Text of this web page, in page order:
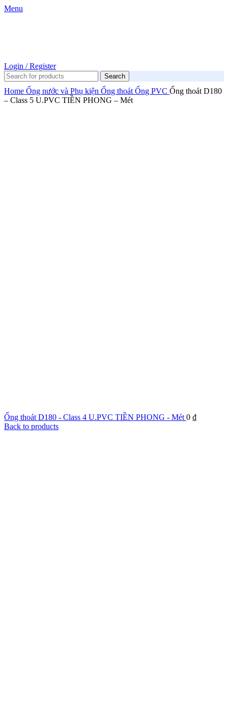
Menu
Login / Register
Search
Home Ống nước và Phụ kiện Ống thoát Ống PVC Ống thoát D180
– Class 5 U.PVC TIỀN PHONG – Mét
Ống thoát D180 - Class 4 U.PVC TIỀN PHONG - Mét 0 ₫
Back to products